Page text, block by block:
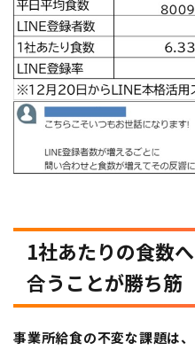
1社あたりの食数
合うことが勝ち筋
事業所給食の不変な課題は、